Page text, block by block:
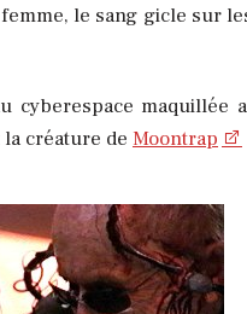
le sang gicle sur
maquillée
créature de Moontrap